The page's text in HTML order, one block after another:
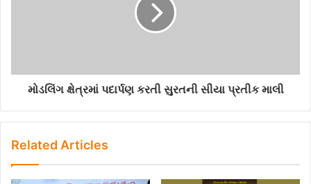
મોડલિંગ ક્ષેત્રમાં પદાર્પણ કરતી સુરતની સીયા પ્રતીક માલી
Related Articles